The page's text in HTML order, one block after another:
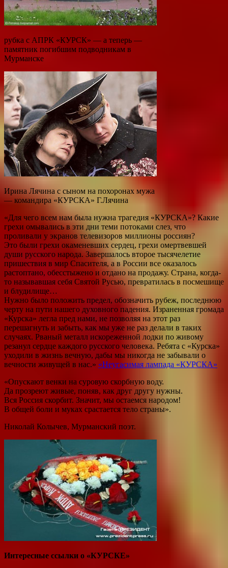
рубка с АПРК «КУРСК» — а теперь —
памятник погибшим подводникам в
Мурманске
Ирина Лячина с сыном на похоронах мужа
— командира «КУРСКА» Г.Лячина
«Для чего всем нам была нужна трагедия «КУРСКА»? Какие
грехи омывались в эти дни теми потоками слез, что
проливали у экранов телевизоров миллионы россиян?
Это были грехи окаменевших сердец, грехи омертвевшей
души русского народа. Завершалось второе тысячелетие
пришествия в мир Спасителя, а в России все оказалось
растоптано, обесстыжено и отдано на продажу. Страна, когда-
то называвшая себя Святой Русью, превратилась в посмешище
и блудилище…
Нужно было положить предел, обозначить рубеж, последнюю
черту на пути нашего духовного падения. Израненная громада
«Курска» легла пред нами, не позволяя на этот раз
перешагнуть и забыть, как мы уже не раз делали в таких
случаях. Рваный металл искореженной лодки по живому
резанул сердце каждого русского человека. Ребята с «Курска»
уходили в жизнь вечную, дабы мы никогда не забывали о
вечности живущей в нас.» «Неугасимая лампада «КУРСКА»
«Опускают венки на суровую скорбную воду.
Да прозреют живые, поняв, как друг другу нужны.
Вся Россия скорбит. Значит, мы остаемся народом!
В общей боли и муках срастается тело страны».
Николай Колычев, Мурманский поэт.
Интересные ссылки о «КУРСКЕ»